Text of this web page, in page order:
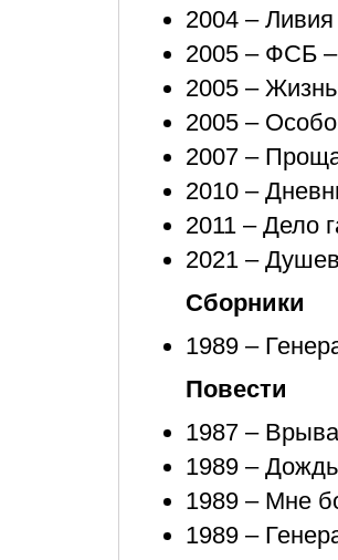
2004 – Ливия
2005 – ФСБ
2005 –
2005 –
2007 –
2010 –
2011 – Дело
2021 –
Сборники
1989 –
Повести
1987 –
1989 – Дождь
1989 – Мне
1989 –